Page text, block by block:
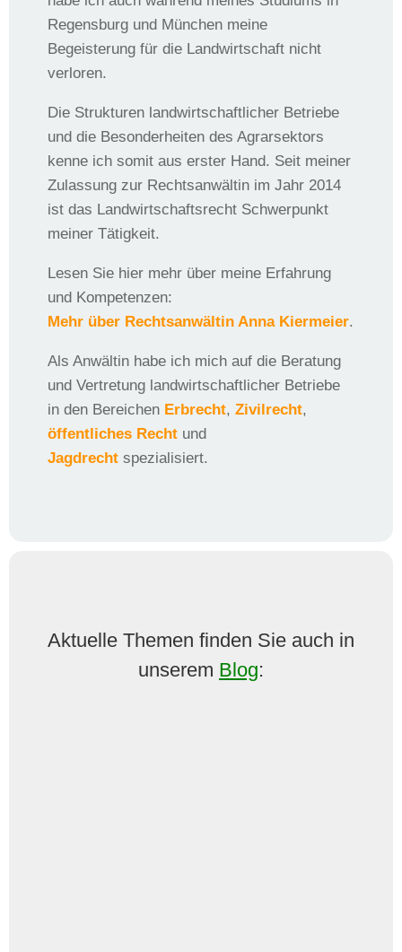
Regensburg und München meine
Begeisterung für die Landwirtschaft nicht
verloren.
Die Strukturen landwirtschaftlicher Betriebe
und die Besonderheiten des Agrarsektors
kenne ich somit aus erster Hand. Seit meiner
Zulassung zur Rechtsanwältin im Jahr 2014
ist das Landwirtschaftsrecht Schwerpunkt
meiner Tätigkeit.
Lesen Sie hier mehr über meine Erfahrung
und Kompetenzen:
Mehr über Rechtsanwältin Anna Kiermeier.
Als Anwältin habe ich mich auf die Beratung
und Vertretung landwirtschaftlicher Betriebe
in den Bereichen Erbrecht, Zivilrecht,
öffentliches Rechtund
Jagdrecht spezialisiert.
Aktuelle Themen finden Sie auch in
unserem Blog: